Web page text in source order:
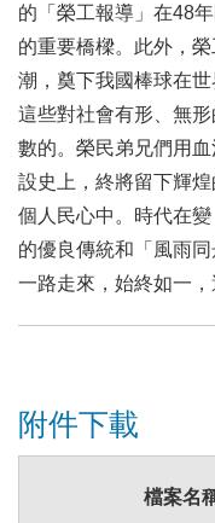
的「榮工報導」在48
的重要橋樑。此外，
潮，奠下我國棒球在世
這些對社會有形、無
數的。榮民弟兄們用
設史上，終將留下輝
個人民心中。時代在
的優良傳統和「風雨
一路走來，始終如一，
附件下載
檔案名